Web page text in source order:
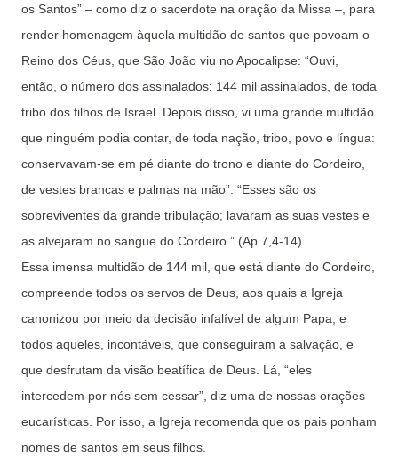
os Santos” – como diz o sacerdote na oração da Missa –, para
render homenagem àquela multidão de santos que povoam o
Reino dos Céus, que São João viu no Apocalipse: “Ouvi,
então, o número dos assinalados: 144 mil assinalados, de toda
tribo dos filhos de Israel. Depois disso, vi uma grande multidão
que ninguém podia contar, de toda nação, tribo, povo e língua:
conservavam-se em pé diante do trono e diante do Cordeiro,
de vestes brancas e palmas na mão”. “Esses são os
sobreviventes da grande tribulação; lavaram as suas vestes e
as alvejaram no sangue do Cordeiro.” (Ap 7,4-14)
Essa imensa multidão de 144 mil, que está diante do Cordeiro,
compreende todos os servos de Deus, aos quais a Igreja
canonizou por meio da decisão infalível de algum Papa, e
todos aqueles, incontáveis, que conseguiram a salvação, e
que desfrutam da visão beatífica de Deus. Lá, “eles
intercedem por nós sem cessar”, diz uma de nossas orações
eucarísticas. Por isso, a Igreja recomenda que os pais ponham
nomes de santos em seus filhos.